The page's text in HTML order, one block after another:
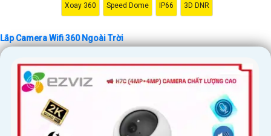
Xoay 360 Speed Dome IP66 3D DNR
Lắp Camera Wifi 360 Ngoài Trời